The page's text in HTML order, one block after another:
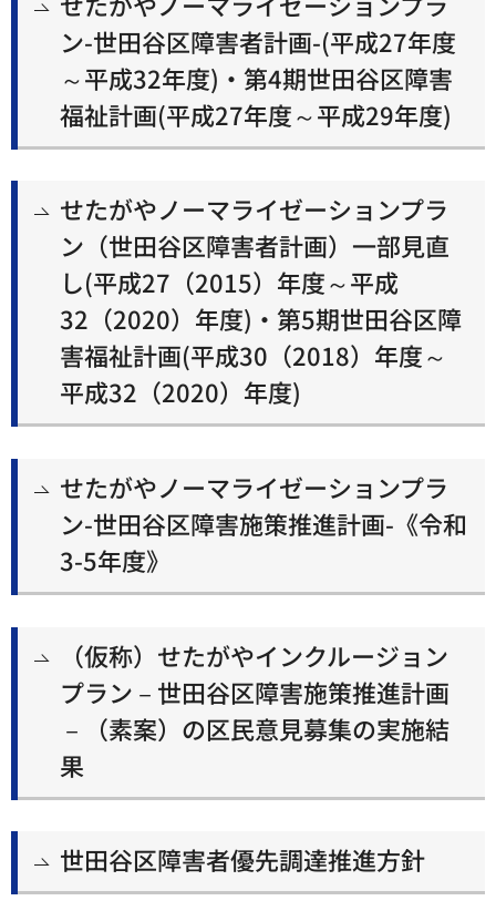
ン-世田谷区障害者計画-(平成27年度
～平成32年度)・第4期世田谷区障害
福祉計画(平成27年度～平成29年度)
せたがやノーマライゼーションプラ
ン（世田谷区障害者計画）一部見直
し(平成27（2015）年度～平成
32（2020）年度)・第5期世田谷区障
害福祉計画(平成30（2018）年度～
平成32（2020）年度)
せたがやノーマライゼーションプラ
ン-世田谷区障害施策推進計画-《令和
3-5年度》
（仮称）せたがやインクルージョン
プラン－世田谷区障害施策推進計画
－（素案）の区民意見募集の実施結
果
世田谷区障害者優先調達推進方針